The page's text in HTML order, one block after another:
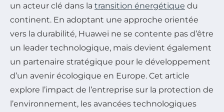
un acteur clé dans la transition énergétique du
continent. En adoptant une approche orientée
vers la durabilité, Huawei ne se contente pas d’être
un leader technologique, mais devient également
un partenaire stratégique pour le développement
d’un avenir écologique en Europe. Cet article
explore l’impact de l’entreprise sur la protection de
l’environnement, les avancées technologiques